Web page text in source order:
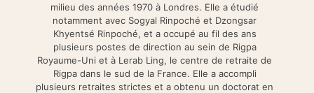
milieu des années 1970 à Londres. Elle a étudié
notamment avec Sogyal Rinpoché et Dzongsar
Khyentsé Rinpoché, et a occupé au fil des ans
plusieurs postes de direction au sein de Rigpa
Royaume-Uni et à Lerab Ling, le centre de retraite de
Rigpa dans le sud de la France. Elle a accompli
plusieurs retraites strictes et a obtenu un doctorat en